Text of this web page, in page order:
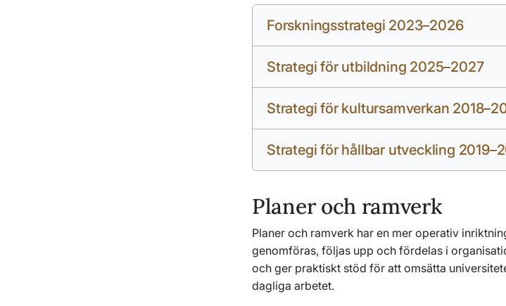
Forskningsstrategi 2023–2026
Strategi för utbildning 2025–2027
Strategi för kultursamverkan
Strategi för hållbar utveckling
Planer och ramverk
Planer och ramverk har en mer operativ
genomföras, följas upp och fördelas i
och ger praktiskt stöd för att omsätta
dagliga arbetet.